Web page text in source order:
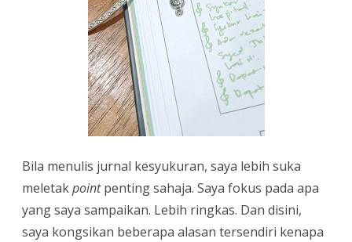
Bila menulis jurnal kesyukuran, saya lebih suka
meletakpointpenting sahaja. Saya fokus pada apa
yang saya sampaikan. Lebih ringkas. Dan disini,
saya kongsikan beberapa alasan tersendiri kenapa